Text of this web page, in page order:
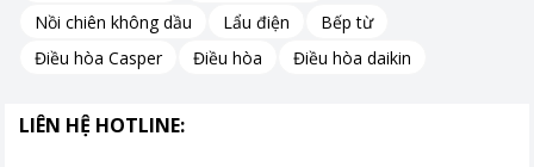
Nồi chiên không dầu
Lẩu điện
Bếp từ
Điều hòa Casper
Điều hòa Điều hòa daikin
LIÊN HỆ HOTLINE: